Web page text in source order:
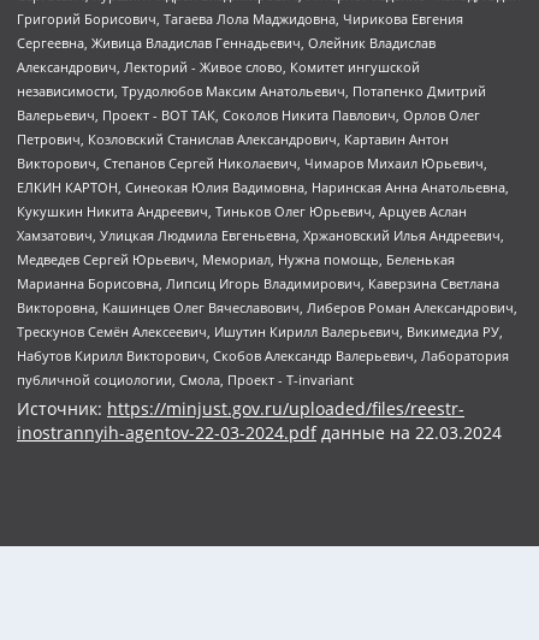
Источник: https://minjust.gov.ru/uploaded/files/reestr-
inostrannyih-agentov-22-03-2024.pdfданные на 22.03.2024